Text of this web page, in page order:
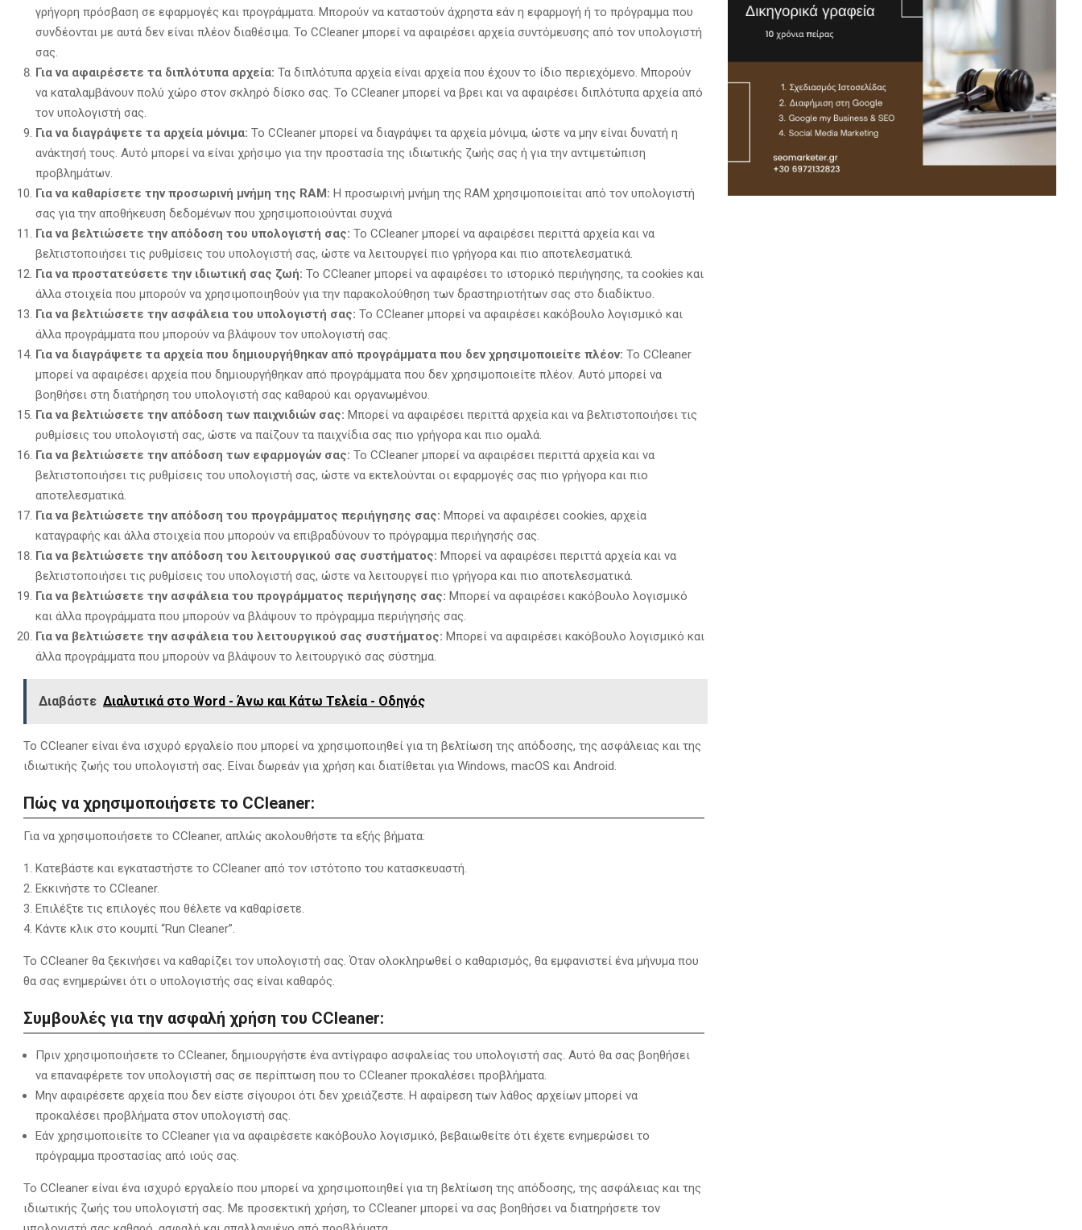
γρήγορη πρόσβαση σε εφαρμογές και προγράμματα. Μπορούν να καταστούν άχρηστα εάν η εφαρμογή ή το πρόγραμμα που
συνδέονται με αυτά δεν είναι πλέον διαθέσιμα. Το CCleaner μπορεί να αφαιρέσει αρχεία συντόμευσης από τον υπολογιστή
σας.
Για να αφαιρέσετε τα διπλότυπα αρχεία: Τα διπλότυπα αρχεία είναι αρχεία που έχουν το ίδιο περιεχόμενο. Μπορούν
να καταλαμβάνουν πολύ χώρο στον σκληρό δίσκο σας. Το CCleaner μπορεί να βρει και να αφαιρέσει διπλότυπα αρχεία από
τον υπολογιστή σας.
Για να διαγράψετε τα αρχεία μόνιμα: Το CCleaner μπορεί να διαγράψει τα αρχεία μόνιμα, ώστε να μην είναι δυνατή η
ανάκτησή τους. Αυτό μπορεί να είναι χρήσιμο για την προστασία της ιδιωτικής ζωής σας ή για την αντιμετώπιση
προβλημάτων.
Για να καθαρίσετε την προσωρινή μνήμη της RAM: Η προσωρινή μνήμη της RAM χρησιμοποιείται από τον υπολογιστή
σας για την αποθήκευση δεδομένων που χρησιμοποιούνται συχνά
Για να βελτιώσετε την απόδοση του υπολογιστή σας: Το CCleaner μπορεί να αφαιρέσει περιττά αρχεία και να
βελτιστοποιήσει τις ρυθμίσεις του υπολογιστή σας, ώστε να λειτουργεί πιο γρήγορα και πιο αποτελεσματικά.
Για να προστατεύσετε την ιδιωτική σας ζωή: Το CCleaner μπορεί να αφαιρέσει το ιστορικό περιήγησης, τα cookies και
άλλα στοιχεία που μπορούν να χρησιμοποιηθούν για την παρακολούθηση των δραστηριοτήτων σας στο διαδίκτυο.
Για να βελτιώσετε την ασφάλεια του υπολογιστή σας: Το CCleaner μπορεί να αφαιρέσει κακόβουλο λογισμικό και
άλλα προγράμματα που μπορούν να βλάψουν τον υπολογιστή σας.
Για να διαγράψετε τα αρχεία που δημιουργήθηκαν από προγράμματα που δεν χρησιμοποιείτε πλέον: Το CCleaner
μπορεί να αφαιρέσει αρχεία που δημιουργήθηκαν από προγράμματα που δεν χρησιμοποιείτε πλέον. Αυτό μπορεί να
βοηθήσει στη διατήρηση του υπολογιστή σας καθαρού και οργανωμένου.
Για να βελτιώσετε την απόδοση των παιχνιδιών σας: Μπορεί να αφαιρέσει περιττά αρχεία και να βελτιστοποιήσει τις
ρυθμίσεις του υπολογιστή σας, ώστε να παίζουν τα παιχνίδια σας πιο γρήγορα και πιο ομαλά.
Για να βελτιώσετε την απόδοση των εφαρμογών σας: Το CCleaner μπορεί να αφαιρέσει περιττά αρχεία και να
βελτιστοποιήσει τις ρυθμίσεις του υπολογιστή σας, ώστε να εκτελούνται οι εφαρμογές σας πιο γρήγορα και πιο
αποτελεσματικά.
Για να βελτιώσετε την απόδοση του προγράμματος περιήγησης σας: Μπορεί να αφαιρέσει cookies, αρχεία
καταγραφής και άλλα στοιχεία που μπορούν να επιβραδύνουν το πρόγραμμα περιήγησής σας.
Για να βελτιώσετε την απόδοση του λειτουργικού σας συστήματος: Μπορεί να αφαιρέσει περιττά αρχεία και να
βελτιστοποιήσει τις ρυθμίσεις του υπολογιστή σας, ώστε να λειτουργεί πιο γρήγορα και πιο αποτελεσματικά.
Για να βελτιώσετε την ασφάλεια του προγράμματος περιήγησης σας: Μπορεί να αφαιρέσει κακόβουλο λογισμικό
και άλλα προγράμματα που μπορούν να βλάψουν το πρόγραμμα περιήγησής σας.
Για να βελτιώσετε την ασφάλεια του λειτουργικού σας συστήματος: Μπορεί να αφαιρέσει κακόβουλο λογισμικό και
άλλα προγράμματα που μπορούν να βλάψουν το λειτουργικό σας σύστημα.
Διαβάστε Διαλυτικά στο Word - Άνω και Κάτω Τελεία - Οδηγός
Το CCleaner είναι ένα ισχυρό εργαλείο που μπορεί να χρησιμοποιηθεί για τη βελτίωση της απόδοσης, της ασφάλειας και της
ιδιωτικής ζωής του υπολογιστή σας. Είναι δωρεάν για χρήση και διατίθεται για Windows, macOS και Android.
Πώς να χρησιμοποιήσετε το CCleaner:
Για να χρησιμοποιήσετε το CCleaner, απλώς ακολουθήστε τα εξής βήματα:
Κατεβάστε και εγκαταστήστε το CCleaner από τον ιστότοπο του κατασκευαστή.
Εκκινήστε το CCleaner.
Επιλέξτε τις επιλογές που θέλετε να καθαρίσετε.
Κάντε κλικ στο κουμπί “Run Cleaner”.
Το CCleaner θα ξεκινήσει να καθαρίζει τον υπολογιστή σας. Όταν ολοκληρωθεί ο καθαρισμός, θα εμφανιστεί ένα μήνυμα που
θα σας ενημερώνει ότι ο υπολογιστής σας είναι καθαρός.
Συμβουλές για την ασφαλή χρήση του CCleaner:
Πριν χρησιμοποιήσετε το CCleaner, δημιουργήστε ένα αντίγραφο ασφαλείας του υπολογιστή σας. Αυτό θα σας βοηθήσει
να επαναφέρετε τον υπολογιστή σας σε περίπτωση που το CCleaner προκαλέσει προβλήματα.
Μην αφαιρέσετε αρχεία που δεν είστε σίγουροι ότι δεν χρειάζεστε. Η αφαίρεση των λάθος αρχείων μπορεί να
προκαλέσει προβλήματα στον υπολογιστή σας.
Εάν χρησιμοποιείτε το CCleaner για να αφαιρέσετε κακόβουλο λογισμικό, βεβαιωθείτε ότι έχετε ενημερώσει το
πρόγραμμα προστασίας από ιούς σας.
Το CCleaner είναι ένα ισχυρό εργαλείο που μπορεί να χρησιμοποιηθεί για τη βελτίωση της απόδοσης, της ασφάλειας και της
ιδιωτικής ζωής του υπολογιστή σας. Με προσεκτική χρήση, το CCleaner μπορεί να σας βοηθήσει να διατηρήσετε τον